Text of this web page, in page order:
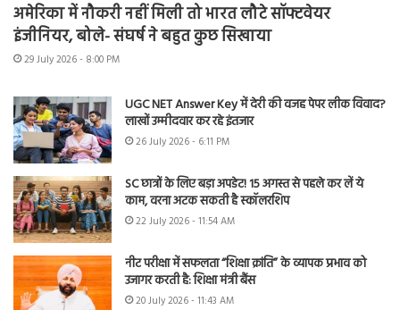
अमेरिका में नौकरी नहीं मिली तो भारत लौटे सॉफ्टवेयर
इंजीनियर, बोले- संघर्ष ने बहुत कुछ सिखाया
29 July 2026 - 8:00 PM
UGC NET Answer Key में देरी की वजह पेपर लीक विवाद?
लाखों उम्मीदवार कर रहे इंतजार
26 July 2026 - 6:11 PM
SC छात्रों के लिए बड़ा अपडेट! 15 अगस्त से पहले कर लें ये
काम, वरना अटक सकती है स्कॉलरशिप
22 July 2026 - 11:54 AM
नीट परीक्षा में सफलता “शिक्षा क्रांति” के व्यापक प्रभाव को
उजागर करती है: शिक्षा मंत्री बैंस
20 July 2026 - 11:43 AM